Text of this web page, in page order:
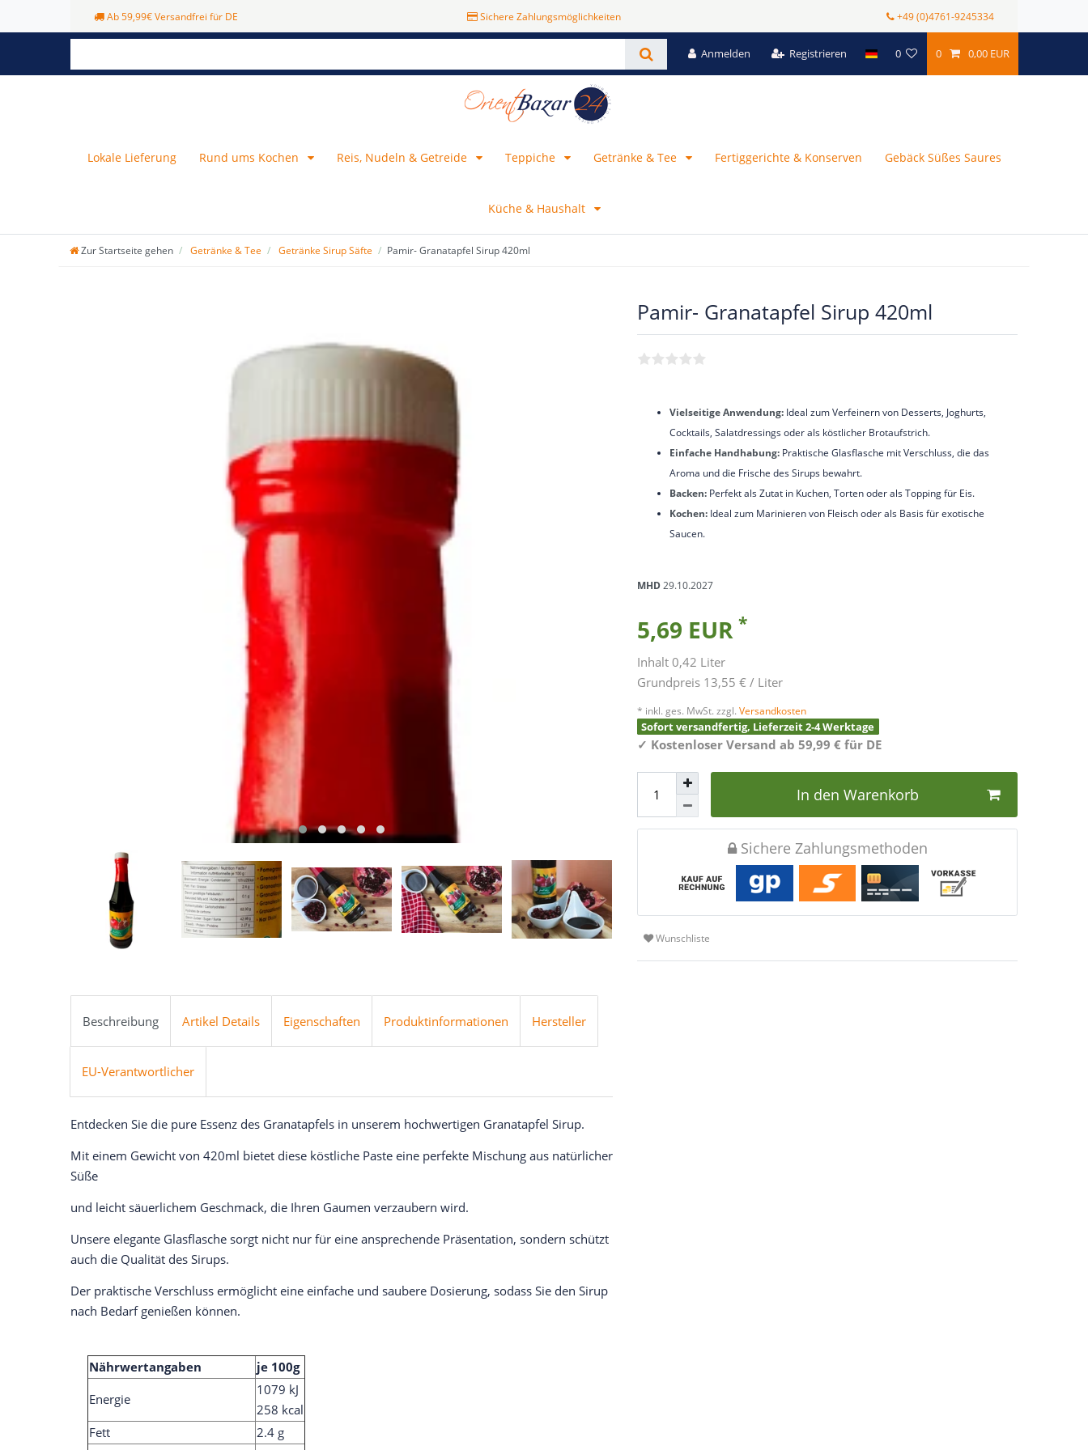
Ab 59,99€ Versandfrei für DE Sichere Zahlungsmöglichkeiten +49 (0)4761-9245334
Anmelden Registrieren 0 0 0,00 EUR
Lokale Lieferung Rund ums Kochen Reis, Nudeln & Getreide Teppiche Getränke & Tee Fertiggerichte & Konserven Gebäck Süßes Saures
Küche & Haushalt
Zur Startseite gehen Getränke & Tee Getränke Sirup Säfte Pamir- Granatapfel Sirup 420ml
Pamir- Granatapfel Sirup 420ml
Vielseitige Anwendung: Ideal zum Verfeinern von Desserts, Joghurts,
Cocktails, Salatdressings oder als köstlicher Brotaufstrich.
Einfache Handhabung: Praktische Glasflasche mit Verschluss, die das
Aroma und die Frische des Sirups bewahrt.
Backen: Perfekt als Zutat in Kuchen, Torten oder als Topping für Eis.
Kochen: Ideal zum Marinieren von Fleisch oder als Basis für exotische
Saucen.
MHD29.10.2027
5,69 EUR *
Inhalt0,42 Liter
Grundpreis 13,55 € / Liter
* inkl. ges. MwSt. zzgl. Versandkosten
Sofort versandfertig, Lieferzeit 2-4 Werktage
✓ Kostenloser Versand ab 59,99 € für DE
In den Warenkorb
Sichere Zahlungsmethoden
Wunschliste
Beschreibung Artikel Details Eigenschaften Produktinformationen Hersteller
EU-Verantwortlicher
Entdecken Sie die pure Essenz des Granatapfels in unserem hochwertigen Granatapfel Sirup.
Mit einem Gewicht von 420ml bietet diese köstliche Paste eine perfekte Mischung aus natürlicher
Süße
und leicht säuerlichem Geschmack, die Ihren Gaumen verzaubern wird.
Unsere elegante Glasflasche sorgt nicht nur für eine ansprechende Präsentation, sondern schützt
auch die Qualität des Sirups.
Der praktische Verschluss ermöglicht eine einfache und saubere Dosierung, sodass Sie den Sirup
nach Bedarf genießen können.
Nährwertangaben
je 100g
Energie
1079 kJ
258 kcal
Fett
2.4 g